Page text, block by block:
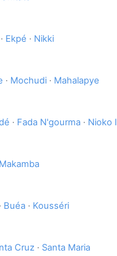
· Ekpé · Nikki
· Mochudi · Mahalapye
· Fada N'gourma · Nioko I
Makamba
· Buéa · Kousséri
Cruz · Santa Maria